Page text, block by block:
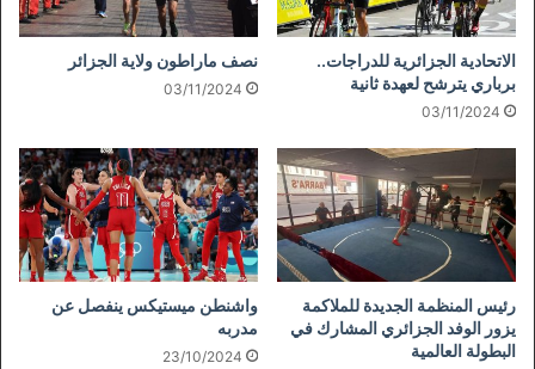
الاتحادية الجزائرية للدراجات..
برباري يترشح لعهدة ثانية
03/11/2024
نصف ماراطون ولاية الجزائر
03/11/2024
رئيس المنظمة الجديدة للملاكمة
يزور الوفد الجزائري المشارك في
البطولة العالمية
واشنطن ميستيكس ينفصل عن
مدربه
23/10/2024